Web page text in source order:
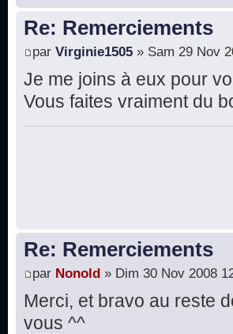
Re: Remerciements
par Virginie1505 » Sam 29 Nov
Je me joins à eux pour
Vous faites vraiment du
Re: Remerciements
par Nonold » Dim 30 Nov 2008
Merci, et bravo au reste
vous ^^